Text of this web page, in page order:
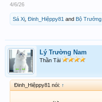
4/6/26
Sá Xị Đinh_Hiệppy81 and Bộ Trưởng
Lý Trường Nam
Thần Tài
Đinh_Hiệppy81 nói: ↑